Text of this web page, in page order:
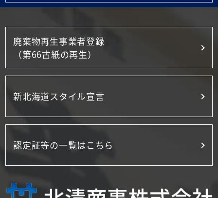
廃棄物再生事業者登録
（第66古紙の再生）
新北海道スタイル宣言
認定証等の一覧はこちら